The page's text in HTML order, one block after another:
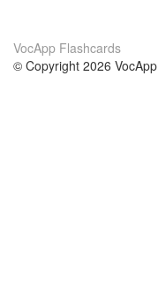
VocApp Flashcards
© Copyright 2026 VocApp